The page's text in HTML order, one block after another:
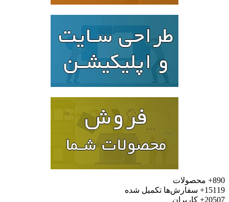
محصولات
سفارش‌ها تکمیل شده
کاربران